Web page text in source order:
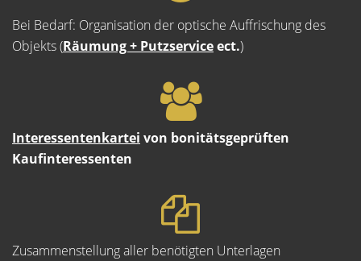
Bei Bedarf: Organisation der optische Auffrischung des
Objekts (Räumung + Putzserviceect.)
Interessentenkartei von bonitätsgeprüften
Kaufinteressenten
Zusammenstellung aller benötigten Unterlagen